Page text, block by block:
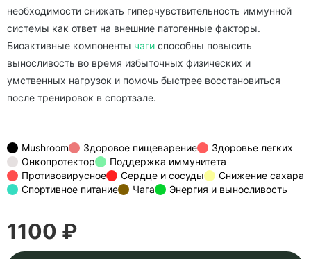
необходимости снижать гиперчувствительность иммунной
системы как ответ на внешние патогенные факторы.
Биоактивные компоненты чаги способны повысить
выносливость во время избыточных физических и
умственных нагрузок и помочь быстрее восстановиться
после тренировок в спортзале.
Mushroom Здоровое пищеварение
Здоровье легких
Онкопротектор
Поддержка иммунитета
Противовирусное
Сердце и сосуды
Снижение сахара
Спортивное питание
Чага Энергия и выносливость
1100 ₽